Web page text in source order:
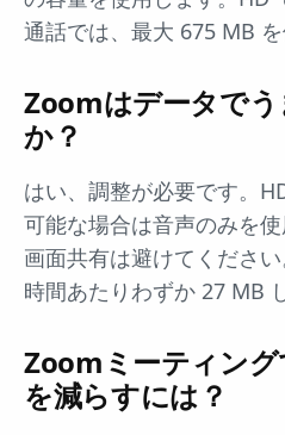
通話では、最大 675 MB を
Zoomはデータで
か？
はい、調整が必要です。
可能な場合は音声のみを
画面共有は避けてくださ
時間あたりわずか 27 MB
Zoomミーティン
を減らすには？